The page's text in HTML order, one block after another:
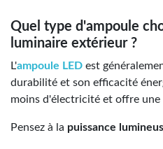
Quel type d'ampoule
luminaire extérieur ?
L'ampoule LED est
durabilité et son efficacité
moins d'électricité et offre une
Pensez à la puissance